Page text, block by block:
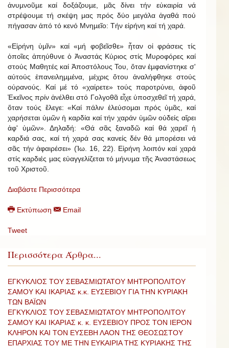
ἀνυµνοῦµε καί δοξάζουµε, µᾶς δίνει τήν εὐκαιρία νά
στρέψουµε τή σκέψη µας πρός δύο µεγάλα ἀγαθά πού
πήγασαν ἀπό τό κενό Μνηµεῖο: Τήν εἰρήνη καί τή χαρά.
«Εἰρήνη ὑµῖν» καί «µή φοβεῖσθε» ἦταν οἱ φράσεις τίς
ὁποῖες ἀπηύθυνε ὁ Ἀναστάς Κύριος στίς Μυροφόρες καί
στούς Μαθητές καί Ἀποστόλους Του, ὅταν ἐµφανίστηκε σ'
αὐτούς ἐπανειληµµένα, µέχρις ὅτου ἀναλήφθηκε στούς
οὐρανούς. Καί µέ τό «χαίρετε» τούς παροτρύνει, ἀφοῦ
Ἐκεῖνος πρίν ἀνέλθει στό Γολγοθᾶ εἶχε ὑποσχεθεῖ τή χαρά,
ὅταν τούς ἔλεγε: «Καί πάλιν ἐλεύσοµαι πρός ὑµᾶς, καί
χαρήσεται ὑµῶν ἡ καρδία καί τήν χαράν ὑµῶν οὐδείς αἴρει
ἀφ' ὑµῶν». Δηλαδή: «Θά σᾶς ξαναδῶ καί θά χαρεῖ ἡ
καρδιά σας, καί τή χαρά σας κανείς δέν θά µπορέσει νά
σᾶς τήν ἀφαιρέσει» (Ἰω. 16, 22). Εἰρήνη λοιπόν καί χαρά
στίς καρδιές µας εὐαγγελίζεται τό µήνυµα τῆς Ἀναστάσεως
τοῦ Χριστοῦ.
Διαβάστε Περισσότερα
Εκτύπωση Email
Tweet
Περισσότερα Άρθρα...
ΕΓΚΥΚΛΙΟΣ ΤΟΥ ΣΕΒΑΣΜΙΩΤΑΤΟΥ ΜΗΤΡΟΠΟΛΙΤΟΥ
ΣΑΜΟΥ ΚΑΙ ΙΚΑΡΙΑΣ κ.κ. ΕΥΣΕΒΙΟΥ ΓΙΑ ΤΗΝ ΚΥΡΙΑΚΗ
ΤΩΝ ΒΑΪΩΝ
ΕΓΚΥΚΛΙΟΣ ΤΟΥ ΣΕΒΑΣΜΙΩΤΑΤΟΥ ΜΗΤΡΟΠΟΛΙΤΟΥ
ΣΑΜΟΥ ΚΑΙ ΙΚΑΡΙΑΣ κ. κ. ΕΥΣΕΒΙΟΥ ΠΡΟΣ ΤΟΝ ΙΕΡΟΝ
ΚΛΗΡΟΝ ΚΑΙ ΤΟΝ ΕΥΣΕΒΗ ΛΑΟΝ ΤΗΣ ΘΕΟΣΩΣΤΟΥ
ΕΠΑΡΧΙΑΣ ΤΟΥ ΜΕ ΤΗΝ ΕΥΚΑΙΡΙΑ ΤΗΣ ΚΥΡΙΑΚΗΣ ΤΗΣ